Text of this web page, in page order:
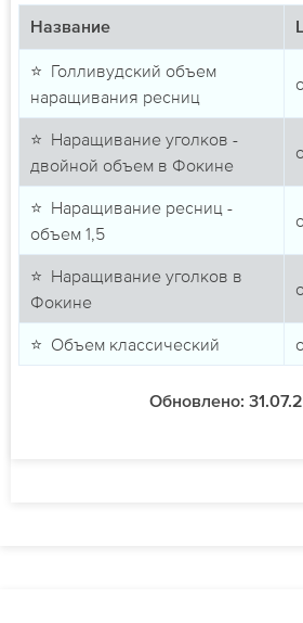
Название
⭐ Голливудский объем
наращивания ресниц
⭐ Наращивание уголков -
двойной объем в Фокине
⭐ Наращивание ресниц -
объем 1,5
⭐ Наращивание уголков в
Фокине
⭐ Объем классический
Обновлено: